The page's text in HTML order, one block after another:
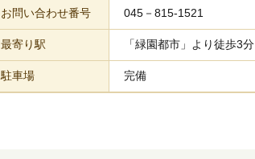
お問い合わせ番号 045－815-1521
最寄り駅 「緑園都市」より徒歩3分
駐車場 完備